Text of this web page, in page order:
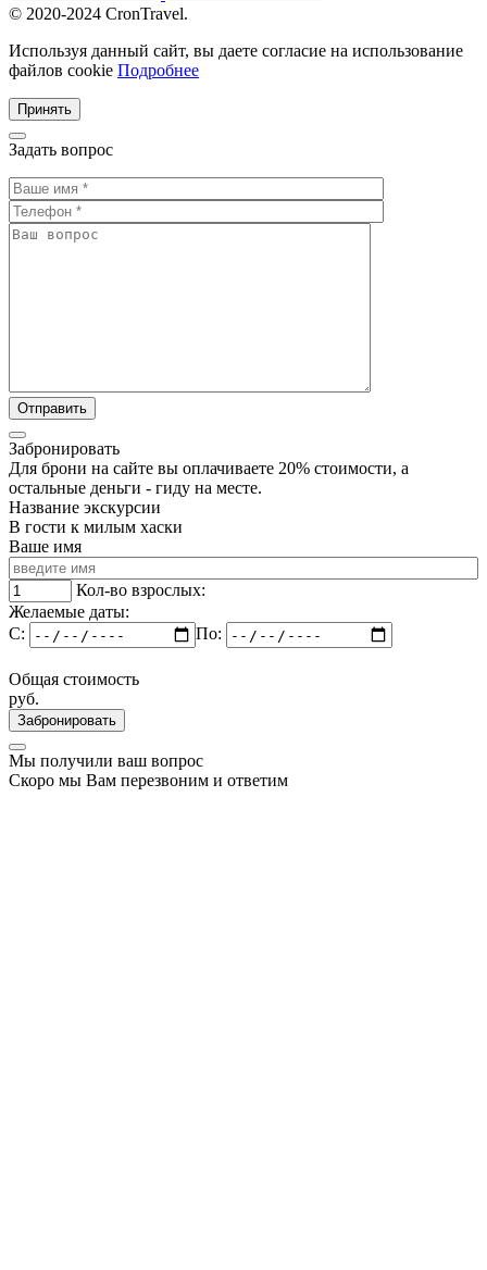
© 2020-2024 CronTravel.
Используя данный сайт, вы даете согласие на использование
файлов cookie Подробнее
Принять
Задать вопрос
Забронировать
Для брони на сайте вы оплачиваете 20% стоимости, а
остальные деньги - гиду на месте.
Название экскурсии
В гости к милым хаски
Ваше имя
Кол-во взрослых:
Желаемые даты:
C:
По:
Общая стоимость
руб.
Забронировать
Мы получили ваш вопрос
Скоро мы Вам перезвоним и ответим